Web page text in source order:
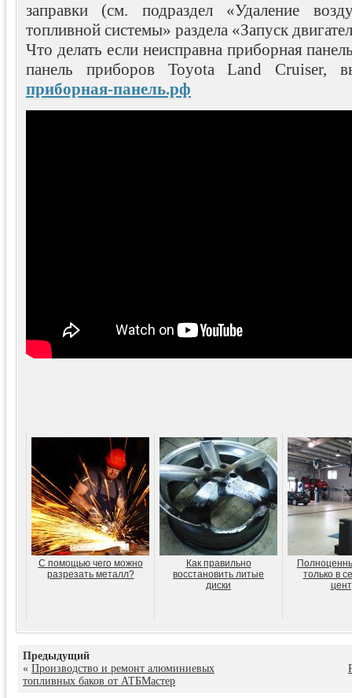
заправки (см. подраздел «Удаление
топливной системы» раздела «Запуск
Что делать если неисправна приборная
панель приборов Toyota Land Cruiser,
приборная-панель.рф
С помощью чего можно
разрезать металл?
Как правильно
восстановить литые
диски
только в
Предыдущий
« Производство и ремонт алюминиевых
топливных баков от АТБМастер